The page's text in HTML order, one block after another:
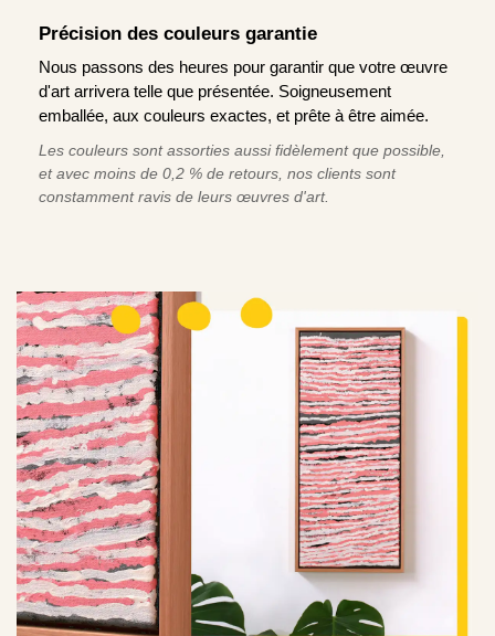
Précision des couleurs garantie
Nous passons des heures pour garantir que votre œuvre
d'art arrivera telle que présentée. Soigneusement
emballée, aux couleurs exactes, et prête à être aimée.
Les couleurs sont assorties aussi fidèlement que possible,
et avec moins de 0,2 % de retours, nos clients sont
constamment ravis de leurs œuvres d'art.